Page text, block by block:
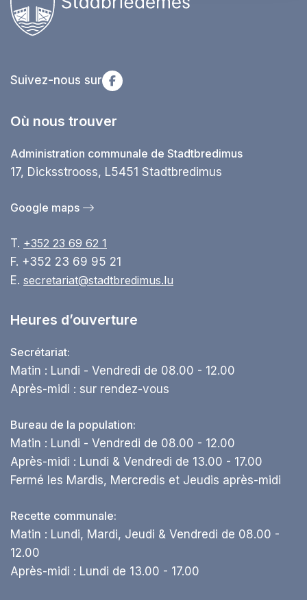
Suivez-nous sur
Où nous trouver
Administration communale de Stadtbredimus
17, Dicksstrooss, L5451 Stadtbredimus
Google maps
T. +352 23 69 62 1
F. +352 23 69 95 21
E. secretariat@stadtbredimus.lu
Heures d’ouverture
Secrétariat:
Matin : Lundi - Vendredi de 08.00 - 12.00
Après-midi : sur rendez-vous
Bureau de la population:
Matin : Lundi - Vendredi de 08.00 - 12.00
Après-midi : Lundi & Vendredi de 13.00 - 17.00
Fermé les Mardis, Mercredis et Jeudis après-midi
Recette communale:
Matin : Lundi, Mardi, Jeudi & Vendredi de 08.00 -
12.00
Après-midi : Lundi de 13.00 - 17.00